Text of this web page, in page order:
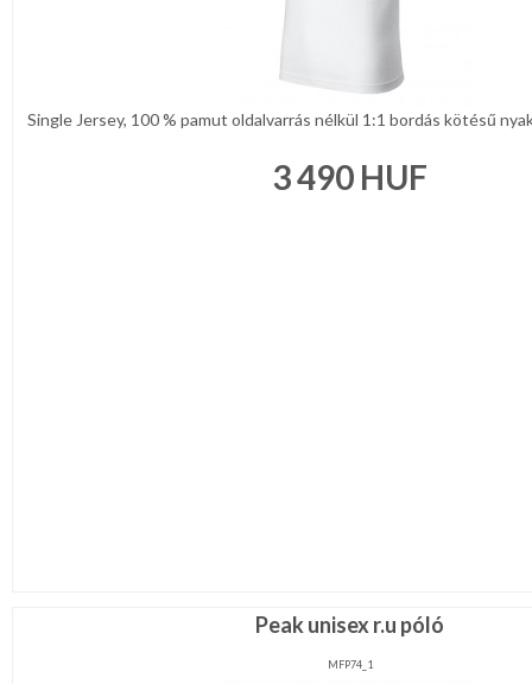
Single Jersey, 100 % pamut oldalvarrás nélkül 1:1 bordás kötésű
3 490 HUF
Peak unisex r.u póló
MFP74_1